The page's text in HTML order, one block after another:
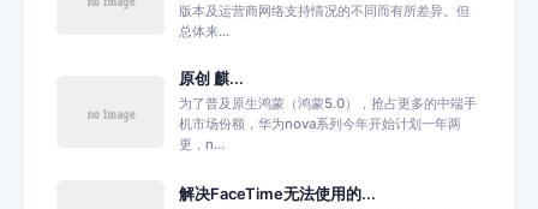
版本及运营商网络支持情况的不同而有所差异。但
总体来...
原创 麒...
为了普及原生鸿蒙（鸿蒙5.0），抢占更多的中端手
机市场份额，华为nova系列今年开始计划一年两
更，n...
解决FaceTime无法使用的...